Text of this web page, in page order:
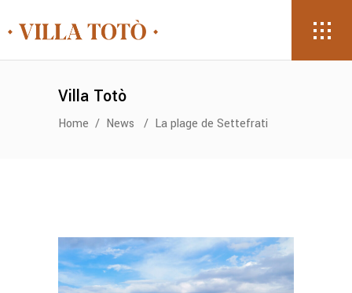
Villa Totò
Home / News / La plage de Settefrati